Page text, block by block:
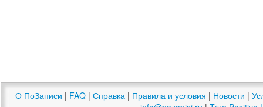
О ПоЗаписи | FAQ | Справка | Правила и условия | Новости |